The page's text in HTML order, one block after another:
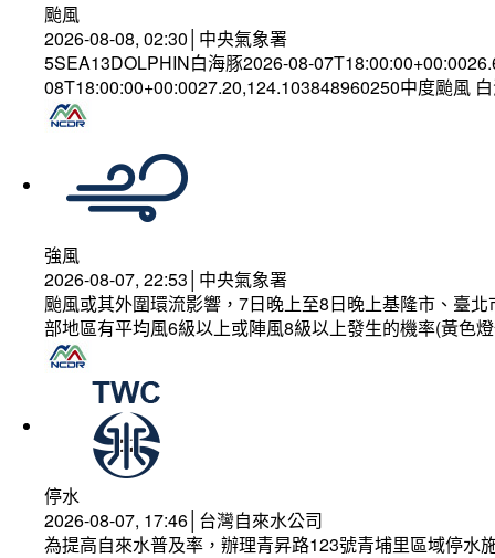
颱風
2026-08-08, 02:30│中央氣象署
5SEA13DOLPHIN白海豚2026-08-
08T18:00:00+00:0027.20,124.103848960250中度颱風
強風
2026-08-07, 22:53│中央氣象署
颱風或其外圍環流影響，7日晚上至8日晚上基隆市、臺
部地區有平均風6級以上或陣風8級以上發生的機率(黃色
停水
2026-08-07, 17:46│台灣自來水公司
為提高自來水普及率，辦理青昇路123號青埔里區域停水